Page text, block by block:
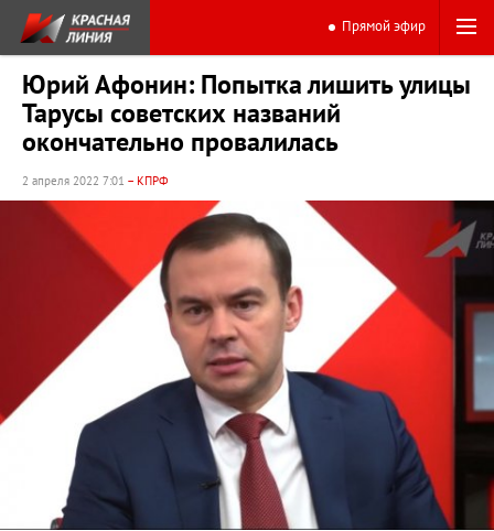
Прямой эфир
Юрий Афонин: Попытка лишить улицы
Тарусы советских названий
окончательно провалилась
2 апреля 2022 7:01 – КПРФ